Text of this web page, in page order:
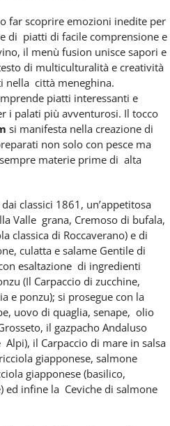
far scoprire emozioni inedite per
di piatti di facile comprensione e
il menù fusion unisce sapori e
di multiculturalità e creatività
nella città meneghina.
piatti interessanti e
i palati più avventurosi. Il tocco
si manifesta nella creazione di
non solo con pesce ma
materie prime di alta
classici 1861, un’appetitosa
Valle grana, Cremoso di bufala,
classica di Roccaverano) e di
culatta e salame Gentile di
esaltazione di ingredienti
(Il Carpaccio di zucchine,
e ponzu); si prosegue con la
uovo di quaglia, senape, olio
il gazpacho Andaluso
il Carpaccio di mare in salsa
giapponese, salmone
giapponese (basilico,
ed infine la Ceviche di salmone